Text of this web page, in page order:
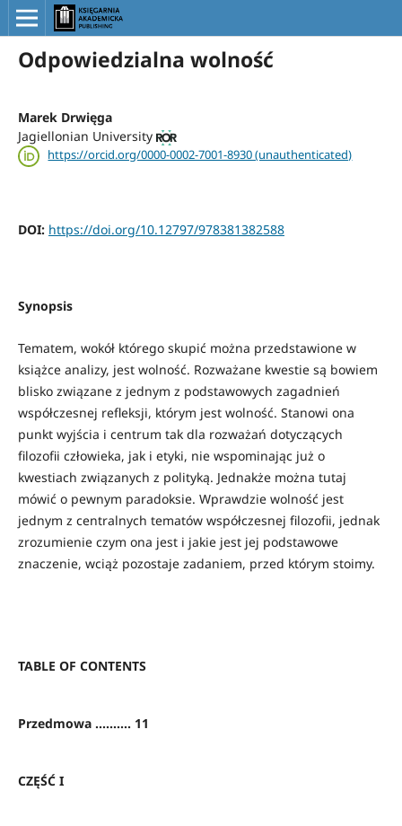
Odpowiedzialna wolność
Marek Drwięga
Jagiellonian University
https://orcid.org/0000-0002-7001-8930 (unauthenticated)
DOI: https://doi.org/10.12797/978381382588
Synopsis
Tematem, wokół którego skupić można przedstawione w
książce analizy, jest wolność. Rozważane kwestie są bowiem
blisko związane z jednym z podstawowych zagadnień
współczesnej refleksji, którym jest wolność. Stanowi ona
punkt wyjścia i centrum tak dla rozważań dotyczących
filozofii człowieka, jak i etyki, nie wspominając już o
kwestiach związanych z polityką. Jednakże można tutaj
mówić o pewnym paradoksie. Wprawdzie wolność jest
jednym z centralnych tematów współczesnej filozofii, jednak
zrozumienie czym ona jest i jakie jest jej podstawowe
znaczenie, wciąż pozostaje zadaniem, przed którym stoimy.
TABLE OF CONTENTS
Przedmowa .......... 11
CZĘŚĆ I